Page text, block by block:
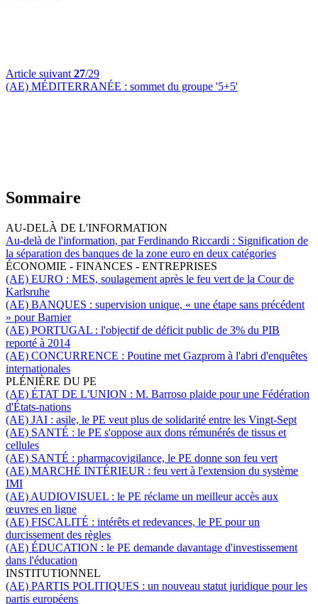
Article suivant 27/29
(AE) MÉDITERRANÉE : sommet du groupe '5+5'
Sommaire
AU-DELÀ DE L'INFORMATION
Au-delà de l'information, par Ferdinando Riccardi : Signification de
la séparation des banques de la zone euro en deux catégories
ÉCONOMIE - FINANCES - ENTREPRISES
(AE) EURO : MES, soulagement après le feu vert de la Cour de
Karlsruhe
(AE) BANQUES : supervision unique, « une étape sans précédent
» pour Barnier
(AE) PORTUGAL : l'objectif de déficit public de 3% du PIB
reporté à 2014
(AE) CONCURRENCE : Poutine met Gazprom à l'abri d'enquêtes
internationales
PLÉNIÈRE DU PE
(AE) ÉTAT DE L'UNION : M. Barroso plaide pour une Fédération
d'États-nations
(AE) JAI : asile, le PE veut plus de solidarité entre les Vingt-Sept
(AE) SANTÉ : le PE s'oppose aux dons rémunérés de tissus et
cellules
(AE) SANTÉ : pharmacovigilance, le PE donne son feu vert
(AE) MARCHÉ INTÉRIEUR : feu vert à l'extension du système
IMI
(AE) AUDIOVISUEL : le PE réclame un meilleur accès aux
œuvres en ligne
(AE) FISCALITÉ : intérêts et redevances, le PE pour un
durcissement des règles
(AE) ÉDUCATION : le PE demande davantage d'investissement
dans l'éducation
INSTITUTIONNEL
(AE) PARTIS POLITIQUES : un nouveau statut juridique pour les
partis européens